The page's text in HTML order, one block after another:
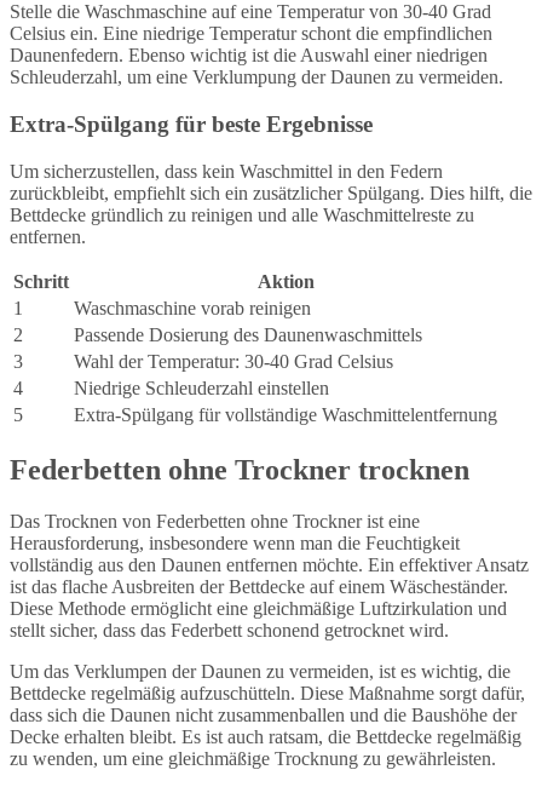
Stelle die Waschmaschine auf eine Temperatur von 30-40 Grad
Celsius ein. Eine niedrige Temperatur schont die empfindlichen
Daunenfedern. Ebenso wichtig ist die Auswahl einer niedrigen
Schleuderzahl, um eine Verklumpung der Daunen zu vermeiden.
Extra-Spülgang für beste Ergebnisse
Um sicherzustellen, dass kein Waschmittel in den Federn
zurückbleibt, empfiehlt sich ein zusätzlicher Spülgang. Dies hilft, die
Bettdecke gründlich zu reinigen und alle Waschmittelreste zu
entfernen.
Schritt
Aktion
1
Waschmaschine vorab reinigen
2
Passende Dosierung des Daunenwaschmittels
3
Wahl der Temperatur: 30-40 Grad Celsius
4
Niedrige Schleuderzahl einstellen
5
Extra-Spülgang für vollständige Waschmittelentfernung
Federbetten ohne Trockner trocknen
Das Trocknen von Federbetten ohne Trockner ist eine
Herausforderung, insbesondere wenn man die Feuchtigkeit
vollständig aus den Daunen entfernen möchte. Ein effektiver Ansatz
ist das flache Ausbreiten der Bettdecke auf einem Wäscheständer.
Diese Methode ermöglicht eine gleichmäßige Luftzirkulation und
stellt sicher, dass das Federbett schonend getrocknet wird.
Um das Verklumpen der Daunen zu vermeiden, ist es wichtig, die
Bettdecke regelmäßig aufzuschütteln. Diese Maßnahme sorgt dafür,
dass sich die Daunen nicht zusammenballen und die Baushöhe der
Decke erhalten bleibt. Es ist auch ratsam, die Bettdecke regelmäßig
zu wenden, um eine gleichmäßige Trocknung zu gewährleisten.